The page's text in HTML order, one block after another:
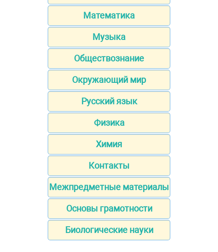
Математика
Музыка
Обществознание
Окружающий мир
Русский язык
Физика
Химия
Контакты
Межпредметные материалы
Основы грамотности
Биологические науки